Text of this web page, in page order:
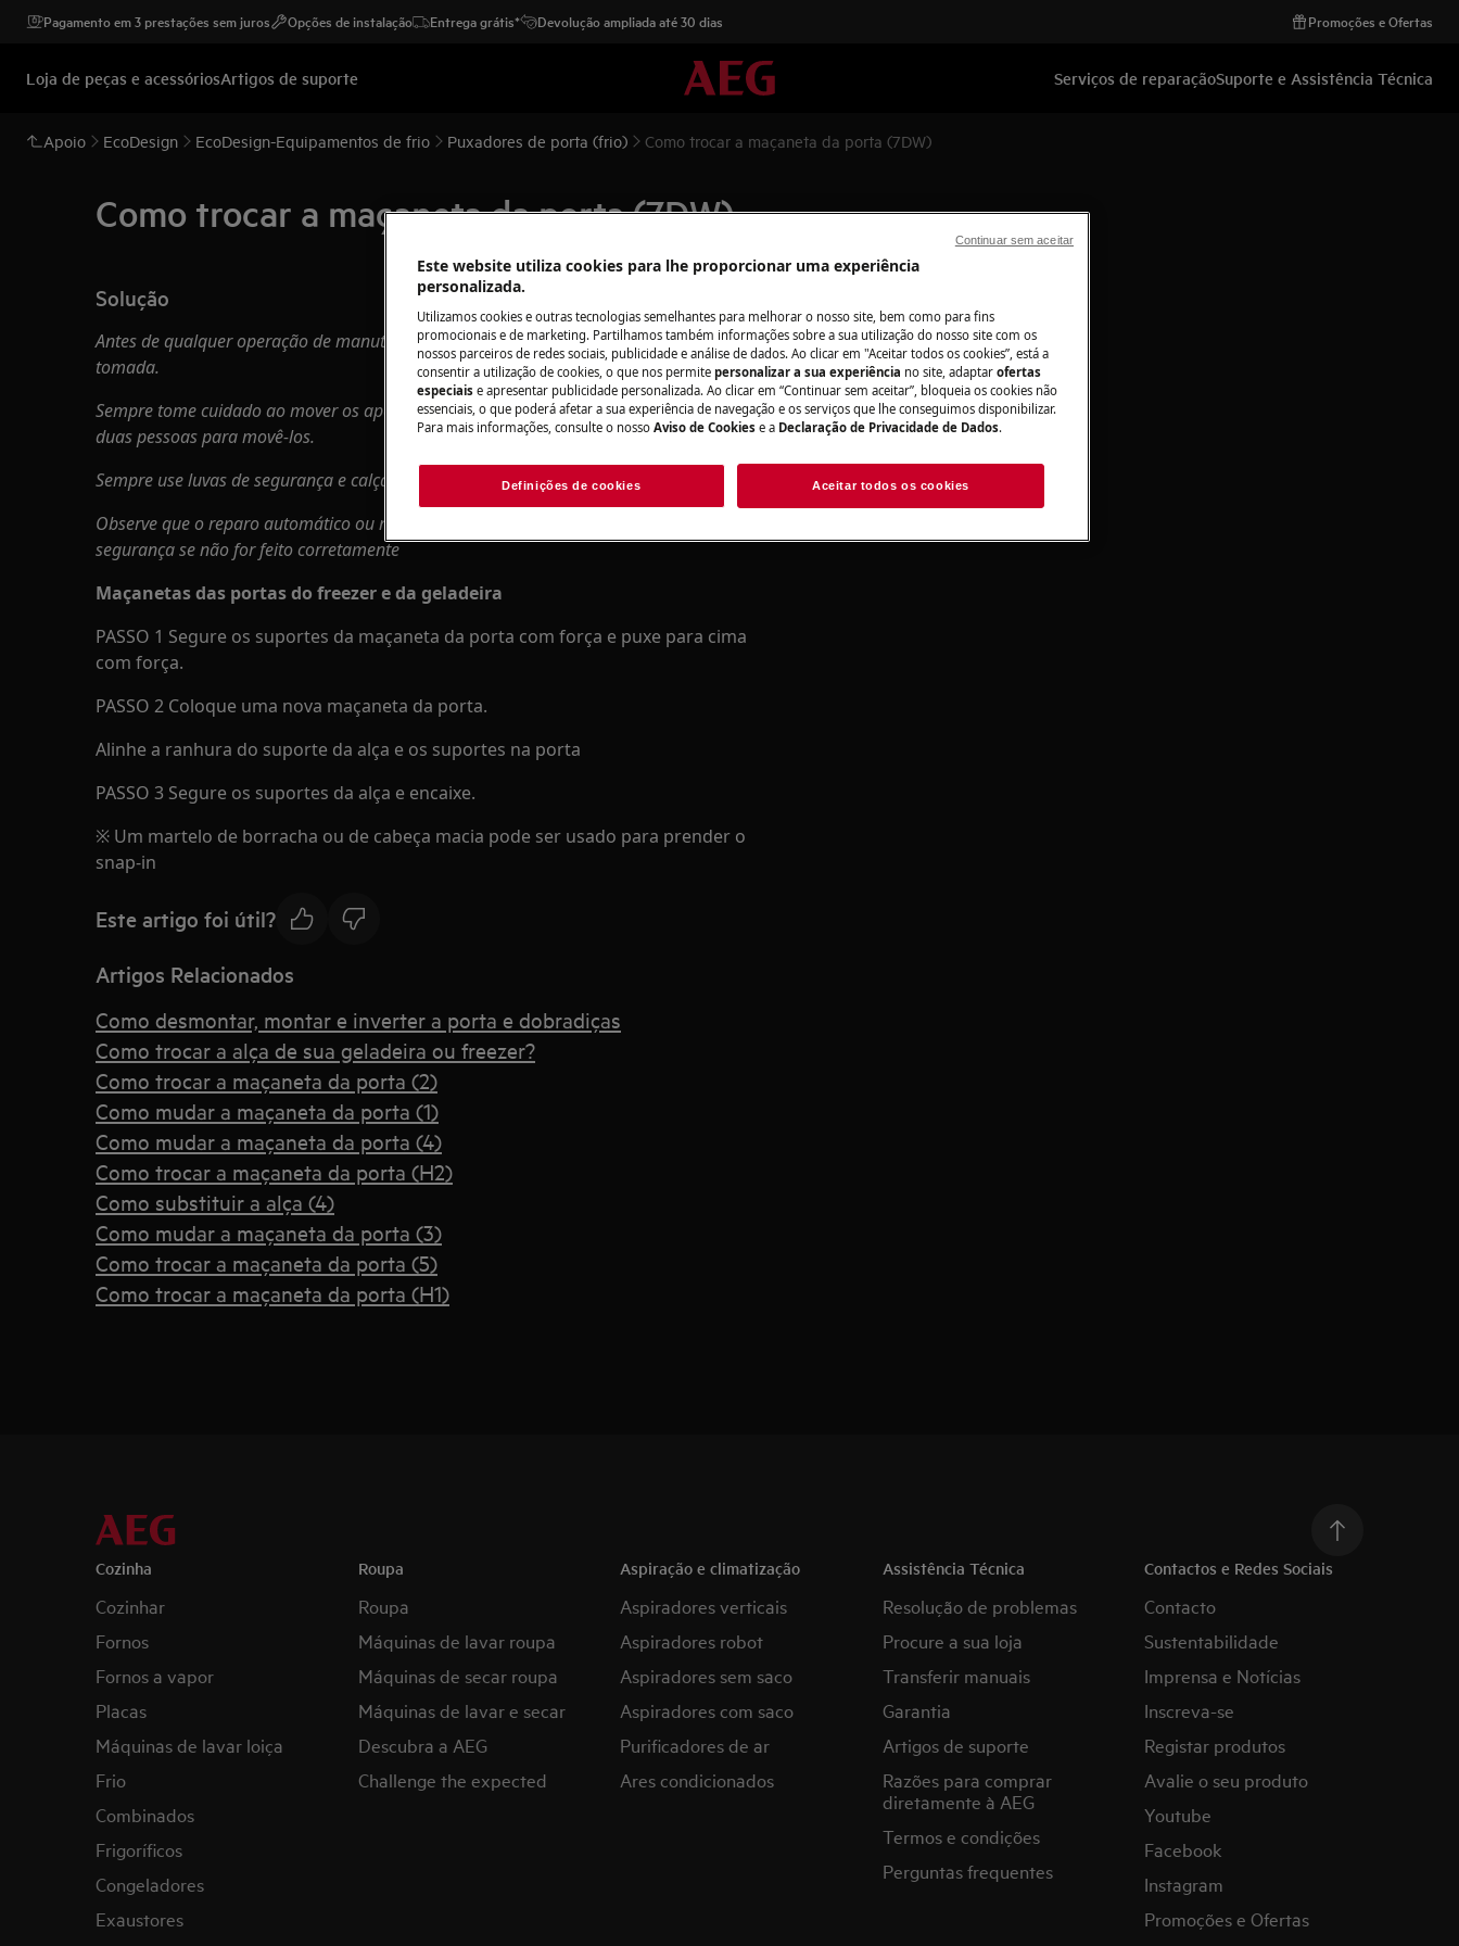
Pagamento em 3 prestações sem juros Opções de instalação Entrega grátis* Devolução ampliada até 30 dias Promoções e Ofertas
Loja de peças e acessóriosArtigos de suporte Serviços de reparaçãoSuporte e Assistência Técnica
Apoio EcoDesign EcoDesign-Equipamentos de frio Puxadores de porta (frio) Como trocar a maçaneta da porta (7DW)
Como trocar a maçaneta da porta (7DW)
Solução
Antes de qualquer operação de manutenção, desligue o aparelho e retire a ficha da
tomada.
Sempre tome cuidado ao mover os aparelhos, para os aparelhos pesados são necessárias
duas pessoas para movê-los.
Sempre use luvas de segurança e calçados fechados.
Observe que o reparo automático ou não profissional pode ter consequências de
segurança se não for feito corretamente
Maçanetas das portas do freezer e da geladeira
PASSO 1 Segure os suportes da maçaneta da porta com força e puxe para cima
com força.
PASSO 2 Coloque uma nova maçaneta da porta.
Alinhe a ranhura do suporte da alça e os suportes na porta
PASSO 3 Segure os suportes da alça e encaixe.
※ Um martelo de borracha ou de cabeça macia pode ser usado para prender o
snap-in
Este artigo foi útil?
Artigos Relacionados
Como desmontar, montar e inverter a porta e dobradiças
Como trocar a alça de sua geladeira ou freezer?
Como trocar a maçaneta da porta (2)
Como mudar a maçaneta da porta (1)
Como mudar a maçaneta da porta (4)
Como trocar a maçaneta da porta (H2)
Como substituir a alça (4)
Como mudar a maçaneta da porta (3)
Como trocar a maçaneta da porta (5)
Como trocar a maçaneta da porta (H1)
Cozinha
Cozinhar
Fornos
Fornos a vapor
Placas
Máquinas de lavar loiça
Frio
Combinados
Frigoríficos
Congeladores
Exaustores
Roupa
Roupa
Máquinas de lavar roupa
Máquinas de secar roupa
Máquinas de lavar e secar
Descubra a AEG
Challenge the expected
Aspiração e climatização
Aspiradores verticais
Aspiradores robot
Aspiradores sem saco
Aspiradores com saco
Purificadores de ar
Ares condicionados
Assistência Técnica
Resolução de problemas
Procure a sua loja
Transferir manuais
Garantia
Artigos de suporte
Razões para comprar
diretamente à AEG
Termos e condições
Perguntas frequentes
Contactos e Redes Sociais
Contacto
Sustentabilidade
Imprensa e Notícias
Inscreva-se
Registar produtos
Avalie o seu produto
Youtube
Facebook
Instagram
Promoções e Ofertas
Este website utiliza cookies para lhe proporcionar uma experiência
personalizada.
Utilizamos cookies e outras tecnologias semelhantes para melhorar o nosso site, bem como para fins
promocionais e de marketing. Partilhamos também informações sobre a sua utilização do nosso site com os
nossos parceiros de redes sociais, publicidade e análise de dados. Ao clicar em "Aceitar todos os cookies”, está a
consentir a utilização de cookies, o que nos permite personalizar a sua experiência no site, adaptar ofertas
especiais e apresentar publicidade personalizada. Ao clicar em “Continuar sem aceitar”, bloqueia os cookies não
essenciais, o que poderá afetar a sua experiência de navegação e os serviços que lhe conseguimos disponibilizar.
Para mais informações, consulte o nosso Aviso de Cookies e a Declaração de Privacidade de Dados.
Definições de cookies Aceitar todos os cookies
Continuar sem aceitar